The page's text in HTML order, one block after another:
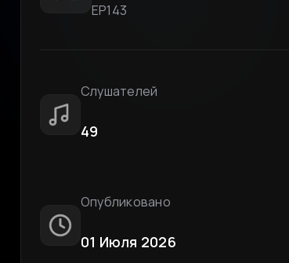
ЕР143
Слушателей
49
Опубликовано
01 Июля 2026